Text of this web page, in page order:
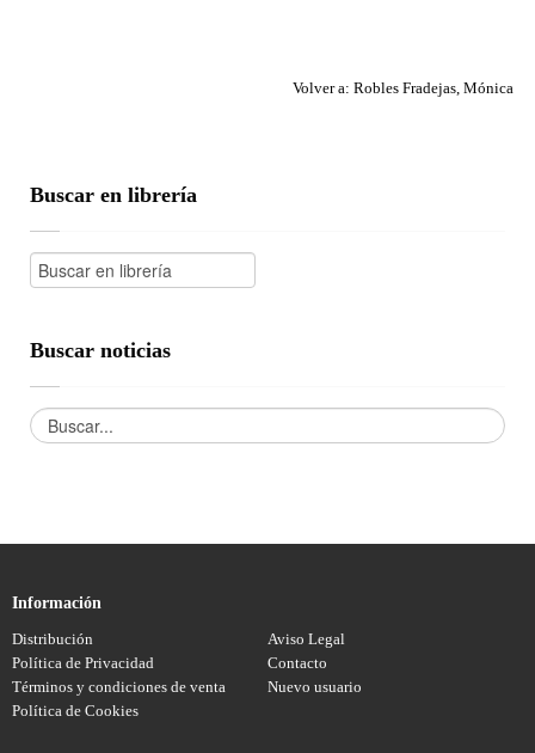
Volver a: Robles Fradejas, Mónica
Buscar en librería
Buscar noticias
Información
Distribución
Aviso Legal
Política de Privacidad
Contacto
Términos y condiciones de venta
Nuevo usuario
Política de Cookies